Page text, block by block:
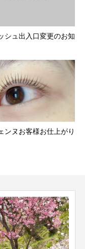
シュ出入口変更のお知
ンヌお客様お仕上がり